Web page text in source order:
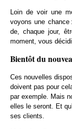
Loin de voir une
voyons une
de, chaque jour,
moment, vous
Bientôt du
Ces nouvelles
doivent pas pour
par exemple. Mais
elles le seront. Et
ses clients.